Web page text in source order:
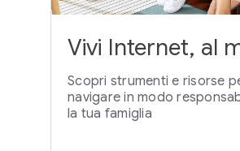
Vivi Internet, al
Scopri strumenti e risorse
navigare in modo
la tua famiglia